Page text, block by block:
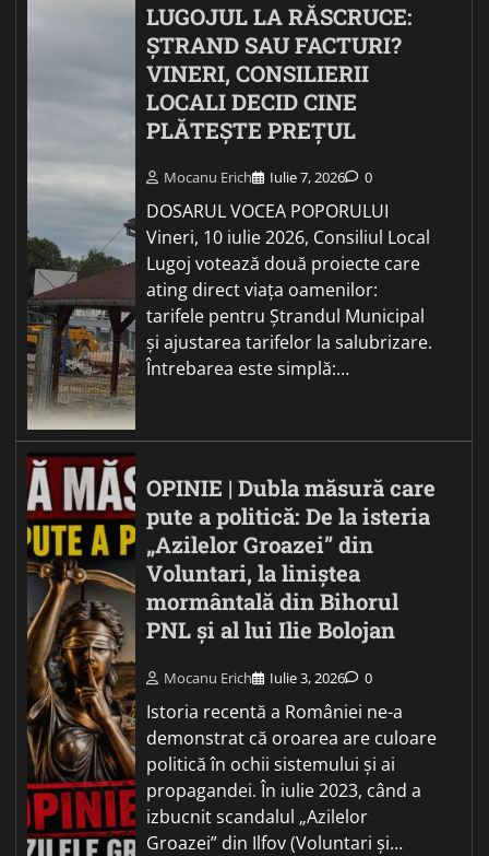
LUGOJUL LA RĂSCRUCE:
ȘTRAND SAU FACTURI?
VINERI, CONSILIERII
LOCALI DECID CINE
PLĂTEȘTE PREȚUL
Mocanu Erich Iulie 7, 2026 0
DOSARUL VOCEA POPORULUI
Vineri, 10 iulie 2026, Consiliul Local
Lugoj votează două proiecte care
ating direct viața oamenilor:
tarifele pentru Ștrandul Municipal
și ajustarea tarifelor la salubrizare.
Întrebarea este simplă:…
OPINIE | Dubla măsură care
pute a politică: De la isteria
„Azilelor Groazei” din
Voluntari, la liniștea
mormântală din Bihorul
PNL și al lui Ilie Bolojan
Mocanu Erich Iulie 3, 2026 0
Istoria recentă a României ne-a
demonstrat că oroarea are culoare
politică în ochii sistemului și ai
propagandei. În iulie 2023, când a
izbucnit scandalul „Azilelor
Groazei” din Ilfov (Voluntari și…